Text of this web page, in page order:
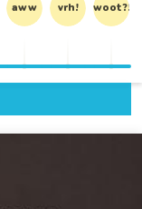
aww vrh! woot?!